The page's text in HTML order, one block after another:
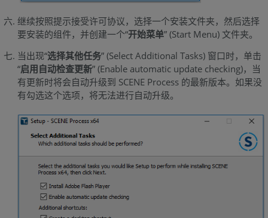
继续按照提示接受许可协议，选择一个安装文件夹，然后选择
要安装的组件，并创建一个“开始菜单” (Start Menu) 文件夹。
当出现“选择其他任务” (Select Additional Tasks) 窗口时，单击
“启用自动检查更新” (Enable automatic update checking)，当
有更新时将会自动升级到 SCENE Process 的最新版本。如果没
有勾选这个选项，将无法进行自动升级。